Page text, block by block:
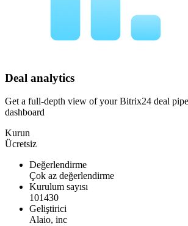
Deal analytics
Get a full-depth view of your Bitrix24 deal
dashboard
Kurun
Ücretsiz
Değerlendirme
Çok az değerlendirme
Kurulum sayısı
101430
Geliştirici
Alaio, inc